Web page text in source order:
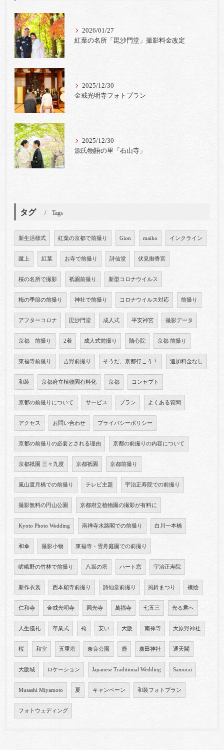
2026/01/27
紅葉の名所「毘沙門堂」撮影料金改定
2025/12/30
金戒光明寺フォトプラン
2025/12/30
源氏物語の里「石山寺」
タグ Tags
新生活様式 紅葉の京都で前撮り Gion maiko インクライン
蹴上 紅葉 お寺で前撮り 詩仙堂 伏見御香宮
桜の名所で撮影 祇園前撮り 新型コロナウイルス
梅の季節の前撮り 神社で前撮り コロナウイルス対応 前撮り
アフターコロナ 毘沙門堂 成人式 平安神宮 撮影データ
京都 前撮り 2着 成人式前撮り 隋心院 京都 前撮り
東福寺前撮り 吉野前撮り そうだ、京都行こう！ 追加料金なし
和装 京都府立植物園有料化 京都 コンセプト
京都の前撮りについて サービス プラン よくある質問
アクセス お問い合わせ プライバシーポリシー
京都の前撮りの必要とされる理由 京都の前撮りの内容について
京都祇園 三々九度 京都祇園 京都前撮り
嵐山渡月橋での前撮り テレビ主題 宇治正寿院での前撮り
撮影無料の円山公園 京都府立植物園の撮影が有料に
Kyoto Photo Wedding 南禅寺水路閣での前撮り 白川一本橋
和傘 撮影小物 東福寺・雪舟庭園での前撮り
嵯峨野の竹林で前撮り 八坂の塔 ハート窓 宇治正寿院
新作衣裳 西本願寺前撮り 詩仙堂前撮り 風鈴まつり 襖絵
仁和寺 金戒光明寺 圓光寺 萬福寺 七五三 光る君へ
人生儀礼 卒業式 袴 安い 大阪 南禅寺 大原野神社
桜 和室 五重塔 奈良公園 鹿 廣田神社 通天閣
大阪城 ロケーション Japanese Traditional Wedding Samurai
Musashi Miyamoto 夏 キャンペーン 和装フォトプラン
フォトウェディング